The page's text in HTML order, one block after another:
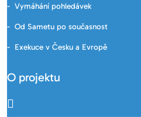
Vymáhání pohledávek
Od Sametu po současnost
Exekuce v Česku a Evropě
O projektu